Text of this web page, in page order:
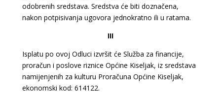
odobrenih sredstava. Sredstva će biti doznačena,
nakon potpisivanja ugovora jednokratno ili u ratama.
III
Isplatu po ovoj Odluci izvršit će Služba za financije,
proračun i poslove riznice Općine Kiseljak, iz sredstava
namijenjenih za kulturu Proračuna Općine Kiseljak,
ekonomski kod: 614122.